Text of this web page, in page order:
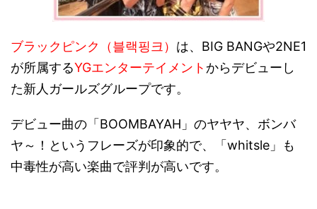
ブラックピンク（블랙핑크） は、BIG BANGや2NE1
が所属するYGエンターテイメントからデビューし
た新人ガールズグループです。
デビュー曲の「BOOMBAYAH」のヤヤヤ、ボンバ
ヤ～！というフレーズが印象的で、「whitsle」も
中毒性が高い楽曲で評判が高いです。